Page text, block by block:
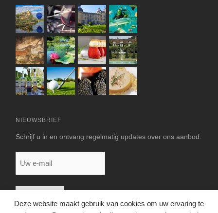
Deze website maakt gebruik van cookies om uw ervaring te
NIEUWSBRIEF
Schrijf u in en ontvang regelmatig updates over ons aanbod.
e-